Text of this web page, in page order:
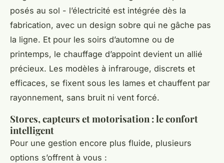
posés au sol - l’électricité est intégrée dès la
fabrication, avec un design sobre qui ne gâche pas
la ligne. Et pour les soirs d’automne ou de
printemps, le chauffage d’appoint devient un allié
précieux. Les modèles à infrarouge, discrets et
efficaces, se fixent sous les lames et chauffent par
rayonnement, sans bruit ni vent forcé.
Stores, capteurs et motorisation : le confort
intelligent
Pour une gestion encore plus fluide, plusieurs
options s’offrent à vous :